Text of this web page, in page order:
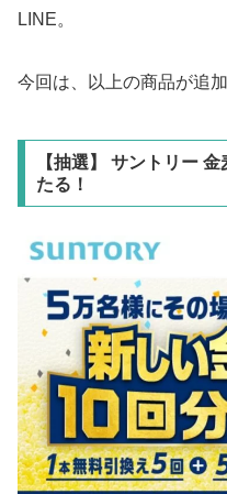
LINE。
今回は、以上の商品が追
【抽選】 サントリー
たる！